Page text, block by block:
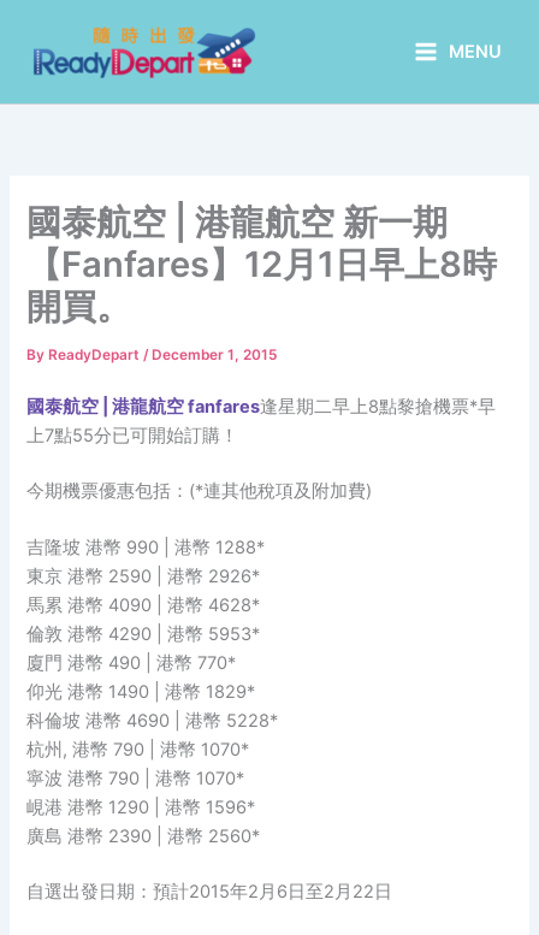
content
MENU
國泰航空 | 港龍航空 新一期
【Fanfares】12月1日早上8時
開買。
By ReadyDepart/ December 1, 2015
國泰航空 | 港龍航空 fanfares逢星期二早上8點黎搶機票*早
上7點55分已可開始訂購！
今期機票優惠包括：(*連其他稅項及附加費)
吉隆坡 港幣 990 | 港幣 1288*
東京 港幣 2590 | 港幣 2926*
馬累 港幣 4090 | 港幣 4628*
倫敦 港幣 4290 | 港幣 5953*
廈門 港幣 490 | 港幣 770*
仰光 港幣 1490 | 港幣 1829*
科倫坡 港幣 4690 | 港幣 5228*
杭州, 港幣 790 | 港幣 1070*
寧波 港幣 790 | 港幣 1070*
峴港 港幣 1290 | 港幣 1596*
廣島 港幣 2390 | 港幣 2560*
自選出發日期：預計2015年2月6日至2月22日